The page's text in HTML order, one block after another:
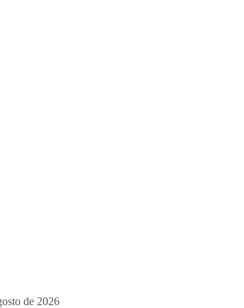
de 2026